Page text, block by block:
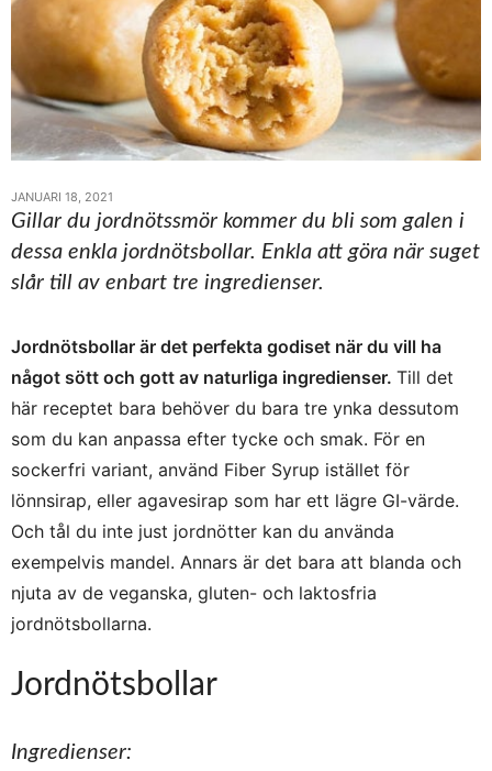
JANUARI 18, 2021
Gillar du jordnötssmör kommer du bli som galen i
dessa enkla jordnötsbollar. Enkla att göra när suget
slår till av enbart tre ingredienser.
Jordnötsbollar är det perfekta godiset när du vill ha
något sött och gott av naturliga ingredienser. Till det
här receptet bara behöver du bara tre ynka dessutom
som du kan anpassa efter tycke och smak. För en
sockerfri variant, använd Fiber Syrup istället för
lönnsirap, eller agavesirap som har ett lägre GI-värde.
Och tål du inte just jordnötter kan du använda
exempelvis mandel. Annars är det bara att blanda och
njuta av de veganska, gluten- och laktosfria
jordnötsbollarna.
Jordnötsbollar
Ingredienser: